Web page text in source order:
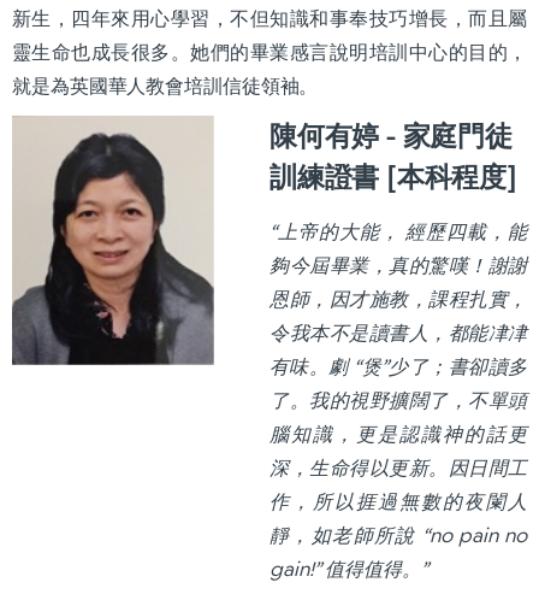
新生，四年來用心學習，不但知識和事奉技巧增長，而且屬
靈生命也成長很多。她們的畢業感言說明培訓中心的目的，
就是為英國華人教會培訓信徒領袖。
陳何有婷 - 家庭門徒
訓練證書 [本科程度]
“上帝的大能， 經歷四載，能
夠今屆畢業，真的驚嘆！謝謝
恩師，因才施教，課程扎實，
令我本不是讀書人，都能冿冿
有味。劇 “煲”少了；書卻讀多
了。我的視野擴闊了，不單頭
腦知識，更是認識神的話更
深，生命得以更新。因日間工
作，所以捱過無數的夜闌人
靜，如老師所說 “no pain no
gain!” 值得值得。”